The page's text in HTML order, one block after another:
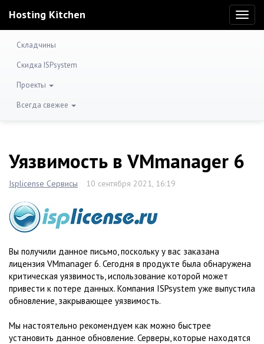
Hosting Kitchen
Складчины
Скидка ISPsystem
Проекты
Всегда свежее
Уязвимость в VMmanager 6
Isplicense Сервисы 10 сентября 2021, 16:19
Вы получили данное письмо, поскольку у вас заказана
лицензия VMmanager 6. Сегодня в продукте была обнаружена
критическая уязвимость, использование которой может
привести к потере данных. Компания ISPsystem уже выпустила
обновление, закрывающее уязвимость.
Мы настоятельно рекомендуем как можно быстрее
установить данное обновление. Серверы, которые находятся